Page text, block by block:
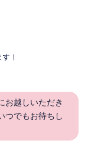
お越しいただき
つでもお待ちし